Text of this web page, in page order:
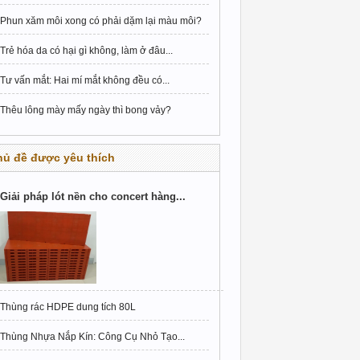
Phun xăm môi xong có phải dặm lại màu môi?
Trẻ hóa da có hại gì không, làm ở đâu...
Tư vấn mắt: Hai mí mắt không đều có...
Thêu lông mày mấy ngày thì bong vảy?
đề được yêu thích
Giải pháp lót nền cho concert hàng...
Thùng rác HDPE dung tích 80L
Thùng Nhựa Nắp Kín: Công Cụ Nhỏ Tạo...